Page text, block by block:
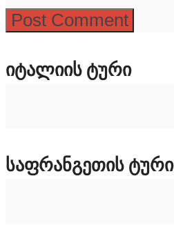
ᲘᲢᲐᲚᲘᲘᲡ ᲢᲣᲠᲘ
ᲡᲐᲤᲠᲐᲜᲒᲔᲗᲘᲡ ᲢᲣᲠᲘ